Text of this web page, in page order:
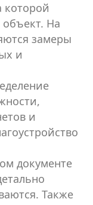
которой
объект. На
замеры
и
и
документе
Также